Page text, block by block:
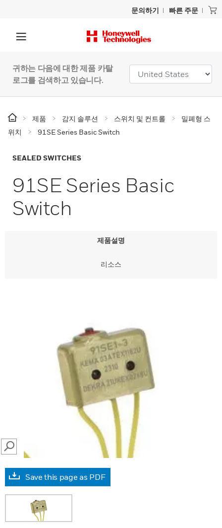
문의하기 빠른 주문
귀하는 다음에 대한 제품 카탈
로그를 검색하고 있습니다.
제품 감지 솔루션 스위치 및 컨트롤
밀폐형 스
위치
91SE Series Basic Switch
SEALED SWITCHES
91SE Series Basic
Switch
제품설명
리소스
SEARCH
Save this page as PDF